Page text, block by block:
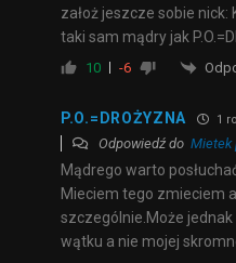
założ jeszcze sobie nick:
taki sam mądry jak
10 -6
P.O.=DROŻYZNA 1
Odpowiedź do Mietek
Mądrego warto
Mieciem tego zmieciem
szczególnie.Może
wątku a nie mojej